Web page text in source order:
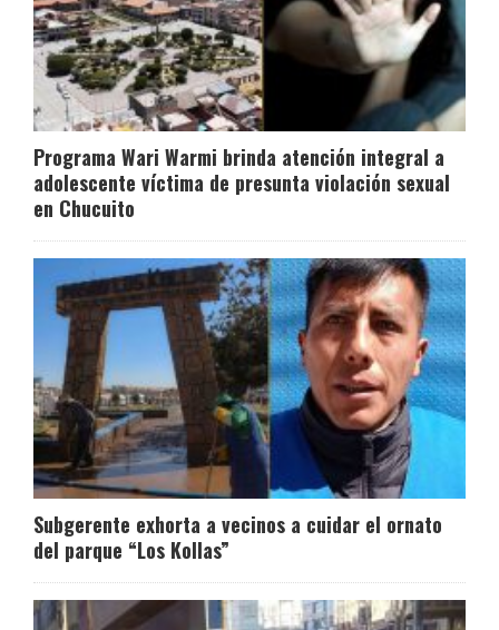
Programa Wari Warmi brinda atención integral a
adolescente víctima de presunta violación sexual
en Chucuito
Subgerente exhorta a vecinos a cuidar el ornato
del parque “Los Kollas”